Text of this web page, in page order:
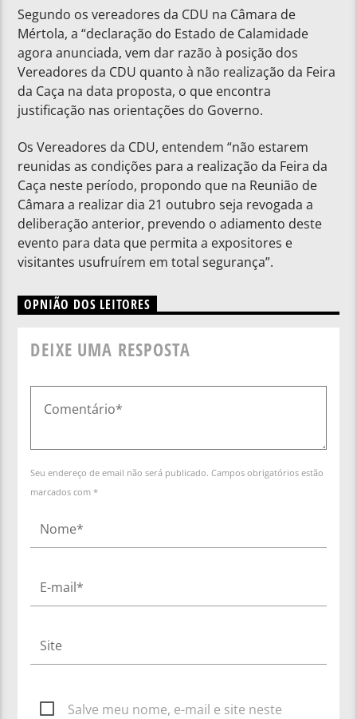
Segundo os vereadores da CDU na Câmara de
Mértola, a “declaração do Estado de Calamidade
agora anunciada, vem dar razão à posição dos
Vereadores da CDU quanto à não realização da Feira
da Caça na data proposta, o que encontra
justificação nas orientações do Governo.
Os Vereadores da CDU, entendem “não estarem
reunidas as condições para a realização da Feira da
Caça neste período, propondo que na Reunião de
Câmara a realizar dia 21 outubro seja revogada a
deliberação anterior, prevendo o adiamento deste
evento para data que permita a expositores e
visitantes usufruírem em total segurança”.
OPNIÃO DOS LEITORES
DEIXE UMA RESPOSTA
Seu endereço de email não será publicado. Campos obrigatórios estão
marcados com *
Salve meu nome, e-mail e site neste